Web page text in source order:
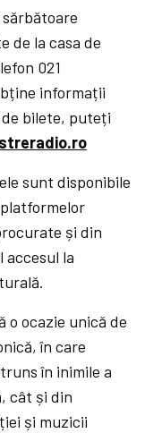
de la casa de
021
informații
bilete, puteți
sunt disponibile
și din
la
ocazie unică de
în care
în inimile a
cât și din
și muzicii